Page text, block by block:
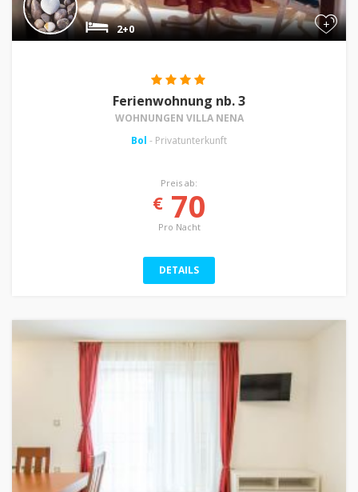
+
2+0
Ferienwohnung nb. 3
WOHNUNGEN VILLA NENA
Bol - Privatunterkunft
Preis ab:
€70
Pro Nacht
DETAILS